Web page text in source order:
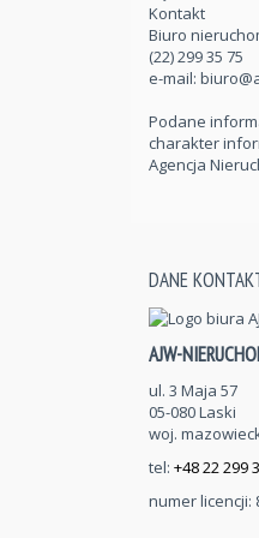
Kontakt
Biuro
(22) 299 35 75
e-mail:
Podane
charakter
Agencja
DANE
AJW-
ul. 3 Maja 57
05-080 Laski
woj.
tel: +48 22 299
numer licencji: